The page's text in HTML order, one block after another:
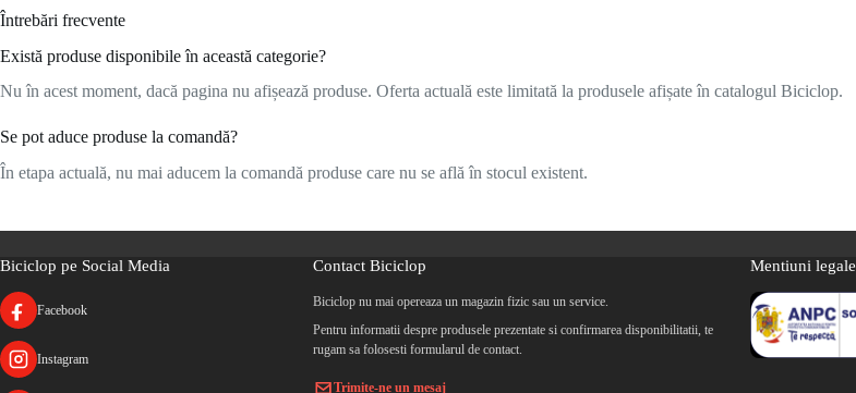
Întrebări frecvente
Există produse disponibile în această categorie?
Nu în acest moment, dacă pagina nu afișează produse. Oferta actuală este limitată la produsele afișate în catalogul Biciclop.
Se pot aduce produse la comandă?
În etapa actuală, nu mai aducem la comandă produse care nu se află în stocul existent.
Biciclop pe Social Media
Facebook
Instagram
Contact Biciclop
Biciclop nu mai opereaza un magazin fizic sau un service.
Pentru informatii despre produsele prezentate si confirmarea disponibilitatii, te
rugam sa folosesti formularul de contact.
Trimite-ne un mesaj
Mentiuni legale